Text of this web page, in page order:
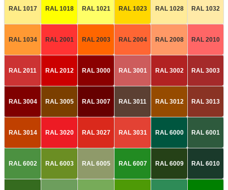
RAL 1017 RAL 1018 RAL 1021 RAL 1023 RAL 1028 RAL 1032
RAL 1034 RAL 2001 RAL 2003 RAL 2004 RAL 2008 RAL 2010
RAL 2011 RAL 2012 RAL 3000 RAL 3001 RAL 3002 RAL 3003
RAL 3004 RAL 3005 RAL 3007 RAL 3011 RAL 3012 RAL 3013
RAL 3014 RAL 3020 RAL 3027 RAL 3031 RAL 6000 RAL 6001
RAL 6002 RAL 6003 RAL 6005 RAL 6007 RAL 6009 RAL 6010